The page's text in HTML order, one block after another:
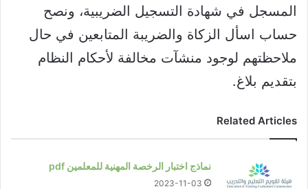
المسجل في شهادة التسجيل الضريبية، ونصح
حساب اسأل الزكاة والضريبة المتابعين في حال
ملاحظتهم لوجود منشآت مخالفة لأحكام النظام
بتقديم بلاغ.
Related Articles
نماذج اختبار الرخصة المهنية للمعلمين pdf
2023-11-03